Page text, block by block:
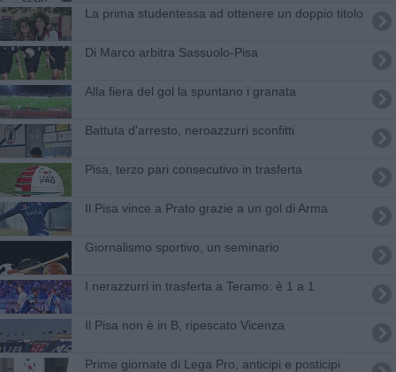
La prima studentessa ad ottenere un doppio titolo
Di Marco arbitra Sassuolo-Pisa
Alla fiera del gol la spuntano i granata
Battuta d'arresto, neroazzurri sconfitti
Pisa, terzo pari consecutivo in trasferta
Il Pisa vince a Prato grazie a un gol di Arma
Giornalismo sportivo, un seminario
I nerazzurri in trasferta a Teramo: è 1 a 1
Il Pisa non è in B, ripescato Vicenza
Prime giornate di Lega Pro, anticipi e posticipi